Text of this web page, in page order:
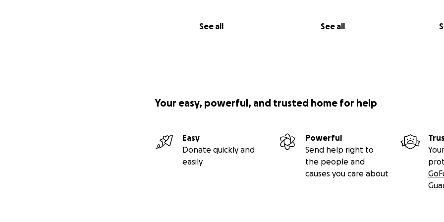
See all See all
Your easy, powerful, and trusted home for help
Easy
Donate quickly and
easily
Powerful
Send help right to
the people and
causes you care about